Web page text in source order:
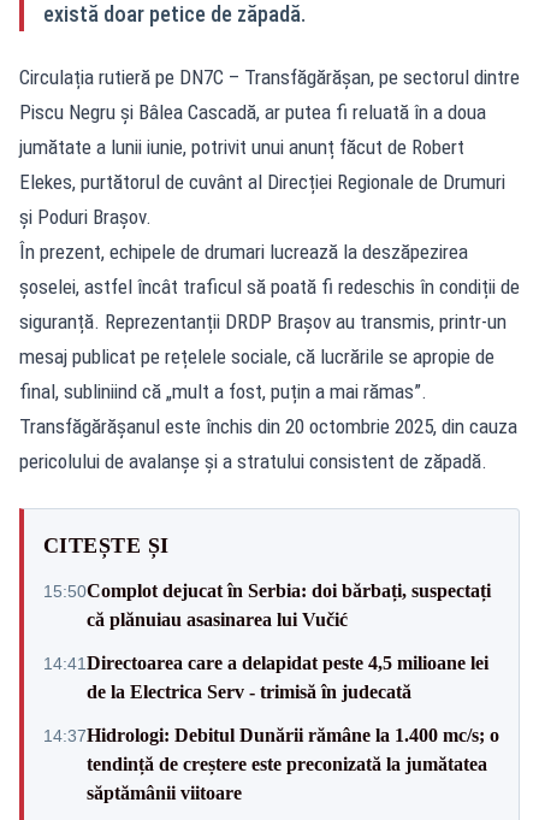
există doar petice de zăpadă.
Circulația rutieră pe DN7C – Transfăgărășan, pe sectorul dintre
Piscu Negru și Bâlea Cascadă, ar putea fi reluată în a doua
jumătate a lunii iunie, potrivit unui anunț făcut de Robert
Elekes, purtătorul de cuvânt al Direcției Regionale de Drumuri
și Poduri Brașov.
În prezent, echipele de drumari lucrează la deszăpezirea
șoselei, astfel încât traficul să poată fi redeschis în condiții de
siguranță. Reprezentanții DRDP Brașov au transmis, printr-un
mesaj publicat pe rețelele sociale, că lucrările se apropie de
final, subliniind că „mult a fost, puțin a mai rămas”.
Transfăgărășanul este închis din 20 octombrie 2025, din cauza
pericolului de avalanșe și a stratului consistent de zăpadă.
CITEȘTE ȘI
15:50Complot dejucat în Serbia: doi bărbați, suspectați
că plănuiau asasinarea lui Vučić
14:41Directoarea care a delapidat peste 4,5 milioane lei
de la Electrica Serv - trimisă în judecată
14:37Hidrologi: Debitul Dunării rămâne la 1.400 mc/s; o
tendință de creștere este preconizată la jumătatea
săptămânii viitoare